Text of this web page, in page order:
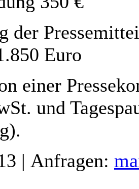
der
Euro
einer
und
| Anfragen: